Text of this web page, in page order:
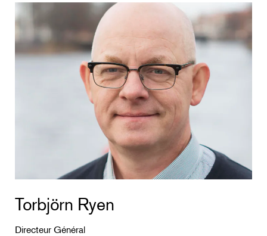
Torbjörn Ryen
Directeur Général